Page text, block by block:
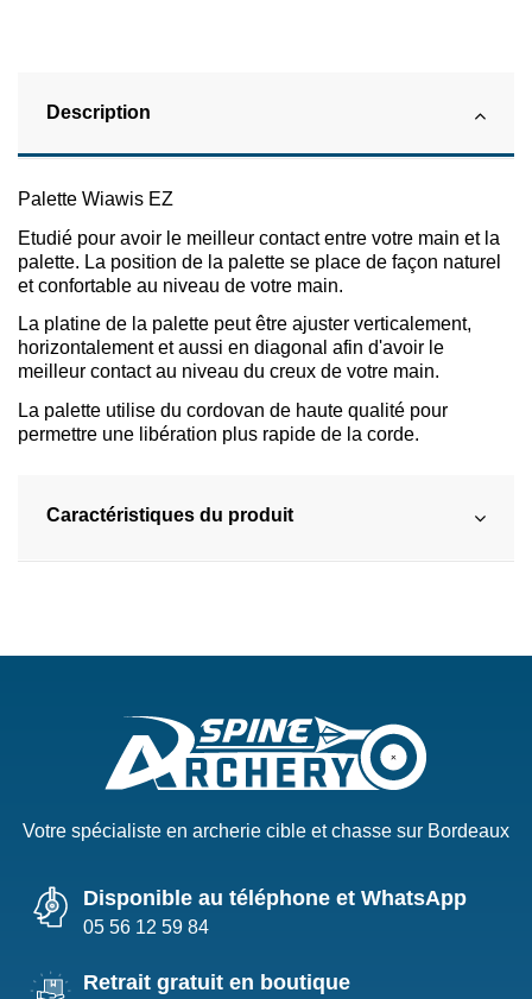
Description
Palette Wiawis EZ
Etudié pour avoir le meilleur contact entre votre main et la
palette. La position de la palette se place de façon naturel
et confortable au niveau de votre main.
La platine de la palette peut être ajuster verticalement,
horizontalement et aussi en diagonal afin d'avoir le
meilleur contact au niveau du creux de votre main.
La palette utilise du cordovan de haute qualité pour
permettre une libération plus rapide de la corde.
Caractéristiques du produit
Votre spécialiste en archerie cible et chasse sur Bordeaux
Disponible au téléphone et WhatsApp
05 56 12 59 84
Retrait gratuit en boutique